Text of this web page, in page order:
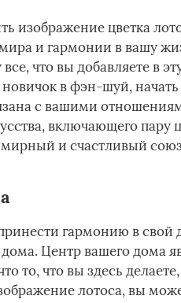
изображение цветка
и гармонии в вашу
что вы добавляете в
в фэн-шуй, начать
с вашими
включающего пару
и счастливый
гармонию в свой
Центр вашего дома
то, что вы здесь
лотоса, вы